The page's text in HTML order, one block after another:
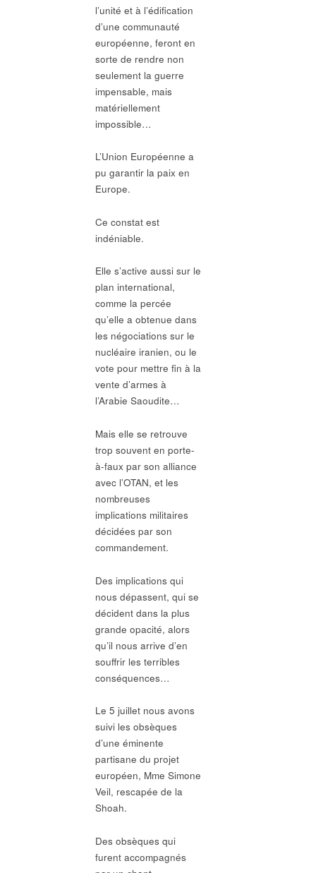
l’unité et à l’édification
d’une communauté
européenne, feront en
sorte de rendre non
seulement la guerre
impensable, mais
matériellement
impossible…
L’Union Européenne a
pu garantir la paix en
Europe.
Ce constat est
indéniable.
Elle s’active aussi sur le
plan international,
comme la percée
qu’elle a obtenue dans
les négociations sur le
nucléaire iranien, ou le
vote pour mettre fin à la
vente d’armes à
l’Arabie Saoudite…
Mais elle se retrouve
trop souvent en porte-
à-faux par son alliance
avec l’OTAN, et les
nombreuses
implications militaires
décidées par son
commandement.
Des implications qui
nous dépassent, qui se
décident dans la plus
grande opacité, alors
qu’il nous arrive d’en
souffrir les terribles
conséquences…
Le 5 juillet nous avons
suivi les obsèques
d’une éminente
partisane du projet
européen, Mme Simone
Veil, rescapée de la
Shoah.
Des obsèques qui
furent accompagnés